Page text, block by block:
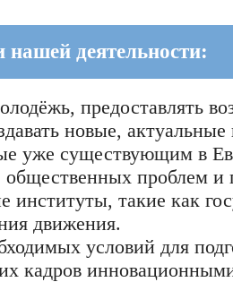
деятельности:
предоставлять
новые,
уже существующим в
общественных проблем
институты, такие как
движения.
условий для
кадров